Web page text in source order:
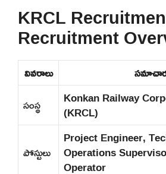
KRCL
Recruitment
వివరాలు
సంస్థ
Konkan Railway
(KRCL)
పోస్టులు
Project Engineer,
Operations
Operator